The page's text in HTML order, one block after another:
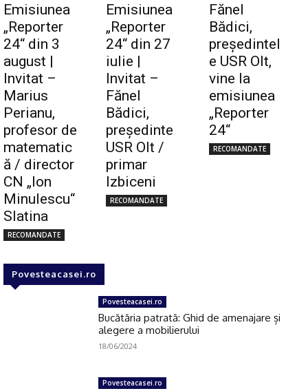
Emisiunea
„Reporter
24“ din 3
august |
Invitat –
Marius
Perianu,
profesor de
matematic
ă / director
CN „Ion
Minulescu“
Slatina
RECOMANDATE
Emisiunea
„Reporter
24“ din 27
iulie |
Invitat –
Fănel
Bădici,
preşedinte
USR Olt /
primar
Izbiceni
RECOMANDATE
Fănel
Bădici,
preşedintel
e USR Olt,
vine la
emisiunea
„Reporter
24“
RECOMANDATE
Povesteacasei.ro
Povesteacasei.ro
Bucătăria patrată: Ghid de amenajare și
alegere a mobilierului
18/06/2024
Povesteacasei.ro